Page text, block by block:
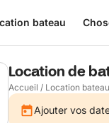
bateau
Location de
Accueil / Location bateau
Ajouter vos